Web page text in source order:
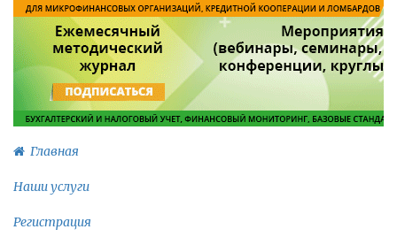
Главная
Наши услуги
Регистрация